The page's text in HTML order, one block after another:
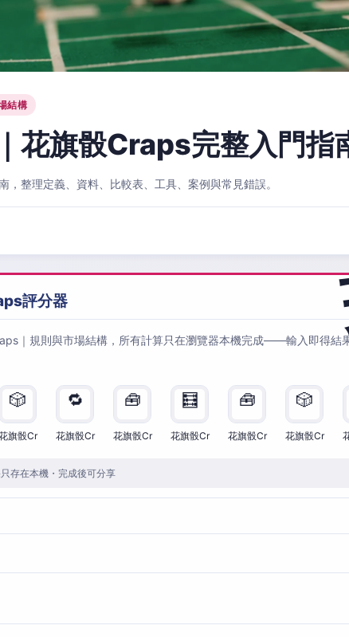
結構
花旗骰Craps完整入門指
，整理定義、資料、比較表、工具、案例與常見錯誤。
評分器
｜規則與市場結構，所有計算只在瀏覽器本機完成——輸入即得結
🎲
旗骰Cr
🔁
花旗骰Cr
🧰
花旗骰Cr
🧮
花旗骰Cr
🧰
花旗骰Cr
🎲
花旗骰Cr
存在本機・完成後可分享